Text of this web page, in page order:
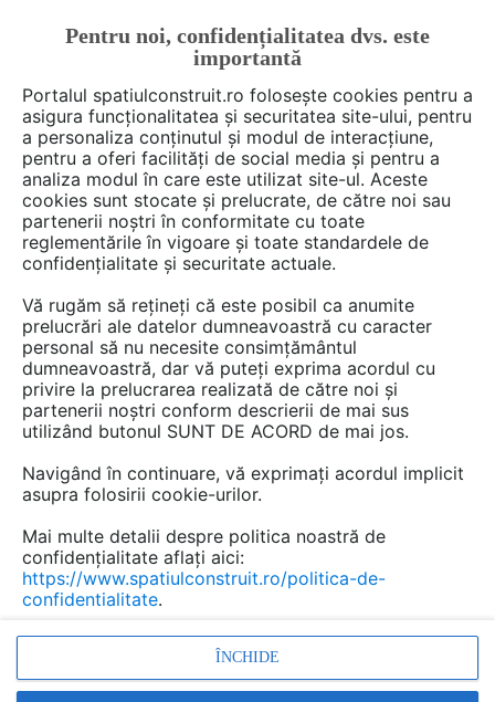
FĂ-ȚI CONT
CUM SE FACE
Deschide filtre
4 Instructiuni montaj, utilizare în
categoria
Hidroizolatii
Sectiune piscine placate cu mozaic sau gresie
Pentru noi, confidențialitatea dvs. este
importantă
Portalul spatiulconstruit.ro folosește cookies pentru a
asigura funcționalitatea și securitatea site-ului, pentru
a personaliza conținutul și modul de interacțiune,
pentru a oferi facilități de social media și pentru a
analiza modul în care este utilizat site-ul. Aceste
cookies sunt stocate și prelucrate, de către noi sau
partenerii noștri în conformitate cu toate
reglementările în vigoare și toate standardele de
confidențialitate și securitate actuale.
Vă rugăm să rețineți că este posibil ca anumite
prelucrări ale datelor dumneavoastră cu caracter
personal să nu necesite consimțământul
dumneavoastră, dar vă puteți exprima acordul cu
privire la prelucrarea realizată de către noi și
partenerii noștri conform descrierii de mai sus
utilizând butonul SUNT DE ACORD de mai jos.
Navigând în continuare, vă exprimați acordul implicit
asupra folosirii cookie-urilor.
Mai multe detalii despre politica noastră de
confidențialitate aflați aici:
https://www.spatiulconstruit.ro/politica-de-
confidentialitate.
ÎNCHIDE